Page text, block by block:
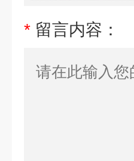
* 留言内容：